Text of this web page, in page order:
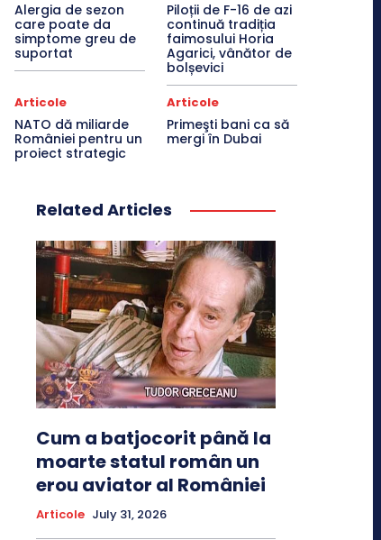
Alergia de sezon
care poate da
simptome greu de
suportat
Piloții de F-16 de azi
continuă tradiția
faimosului Horia
Agarici, vânător de
bolșevici
Articole
NATO dă miliarde
României pentru un
proiect strategic
Articole
Primeşti bani ca să
mergi în Dubai
Related Articles
Cum a batjocorit până la
moarte statul român un
erou aviator al României
Articole July 31, 2026